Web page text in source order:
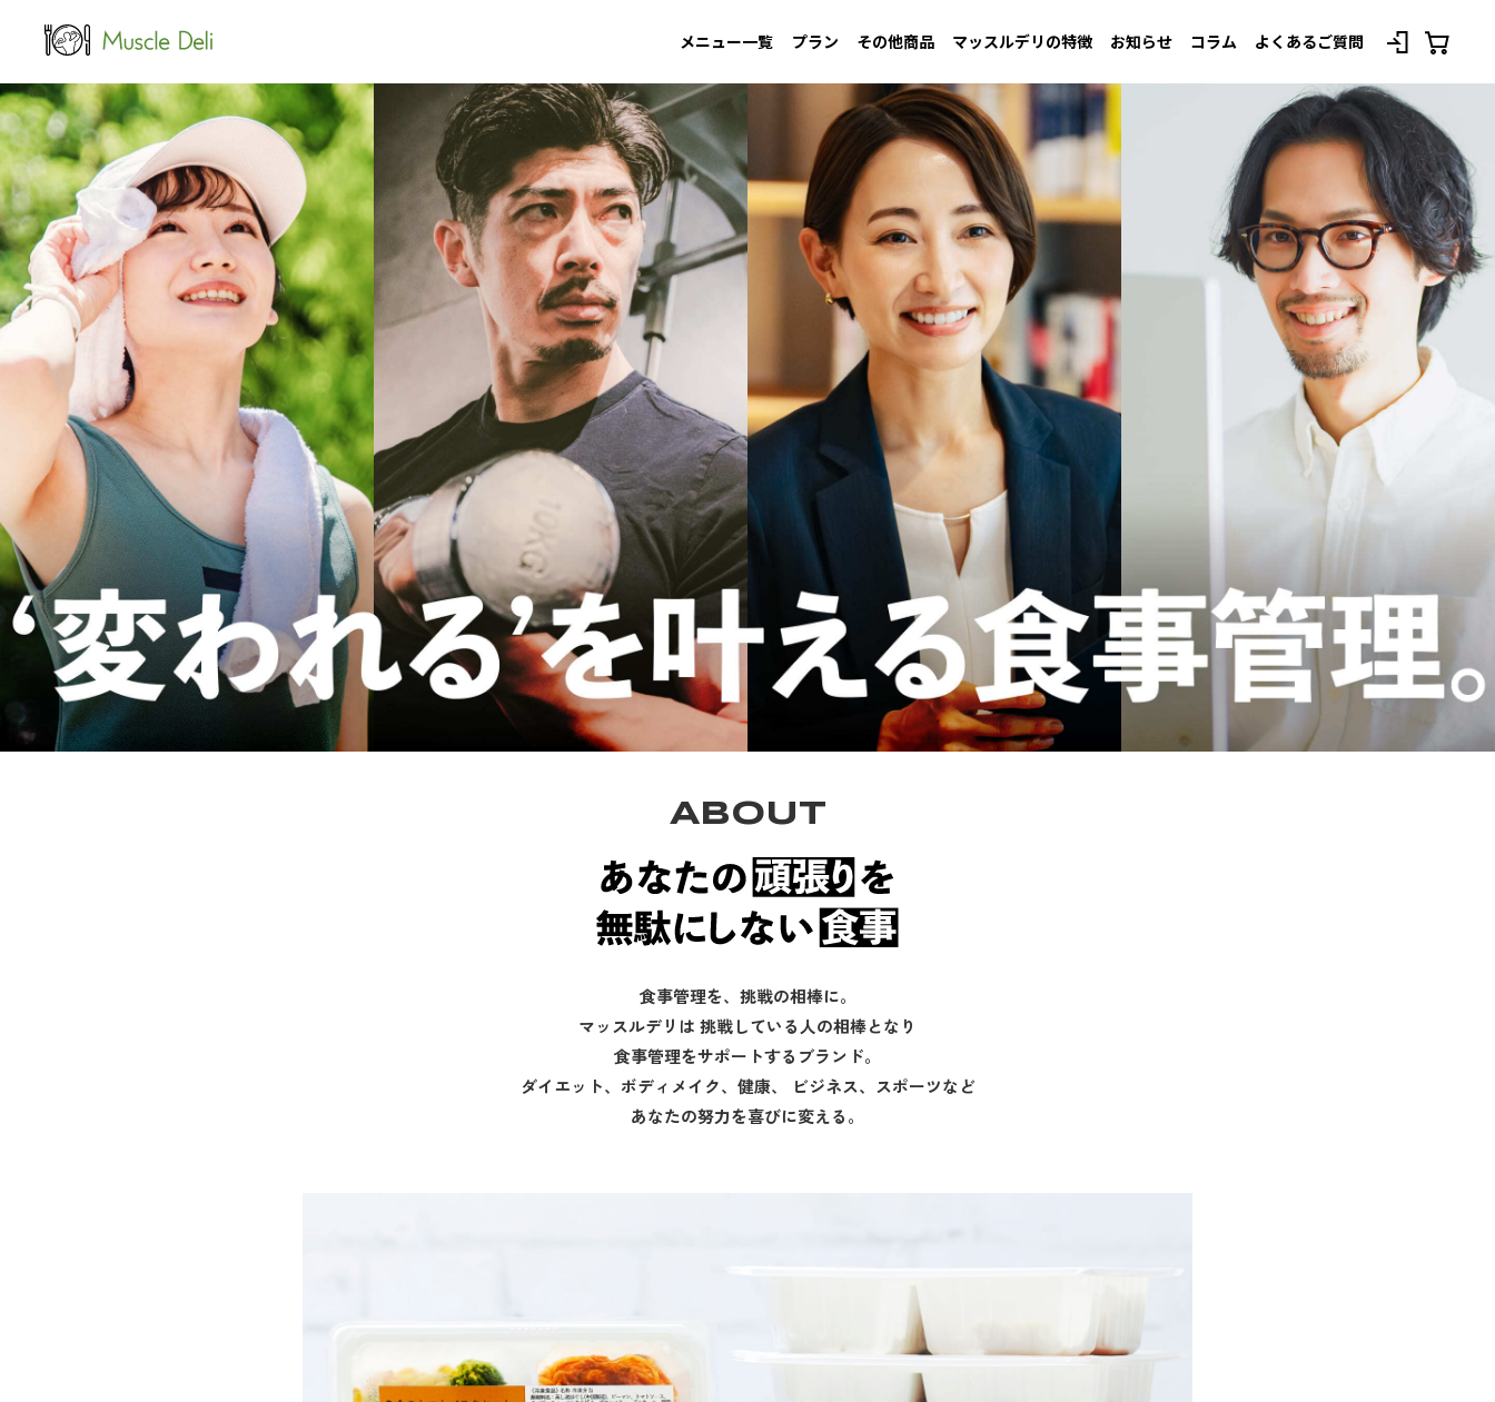
メニュー一覧 プラン
LEAN
女性ダイエット用
MAINTAIN
男性ダイエット用
GAIN
増量用
LOW CARB
低糖質 すべてのプランを見る
その他商品 マッスルデリの特徴 お知らせ
Information
お知らせ
New arrival
新商品
Campaign
キャンペーン
コラム よくあるご質問
ABOUT
食事管理を、挑戦の相棒に。
マッスルデリは 挑戦している人の相棒となり
食事管理をサポートするブランド。
ダイエット、ボディメイク、健康、
ビジネス、スポーツなど
あなたの努力を喜びに変える。